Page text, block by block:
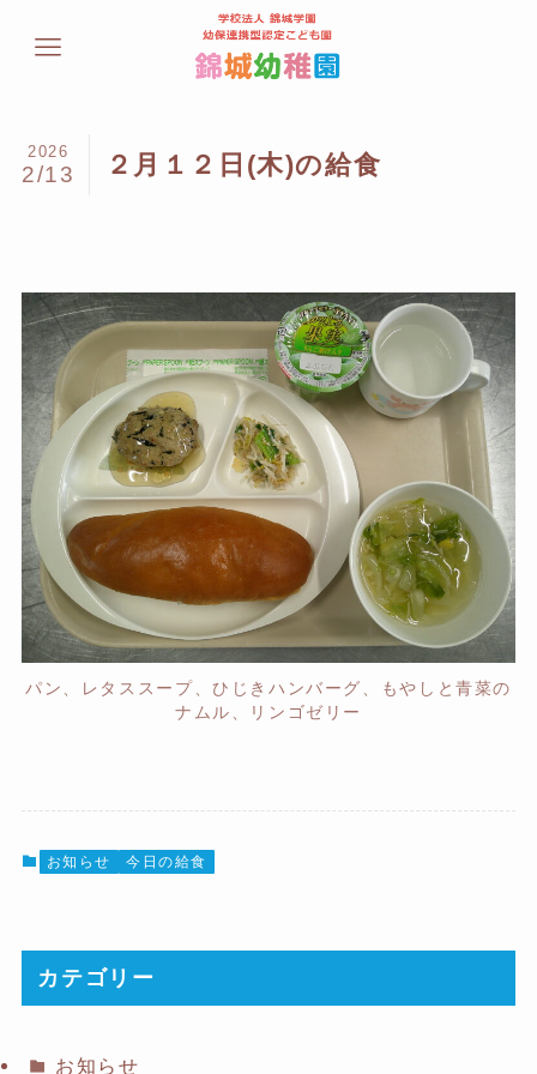
２月１２日(木)の給食
2026
2/13
パン、レタススープ、ひじきハンバーグ、もやしと青菜の
ナムル、リンゴゼリー
お知らせ 今日の給食
カテゴリー
お知らせ